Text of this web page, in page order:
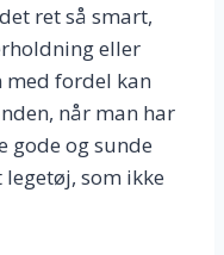
ret så smart,
eller
med fordel kan
når man har
gode og sunde
legetøj, som ikke